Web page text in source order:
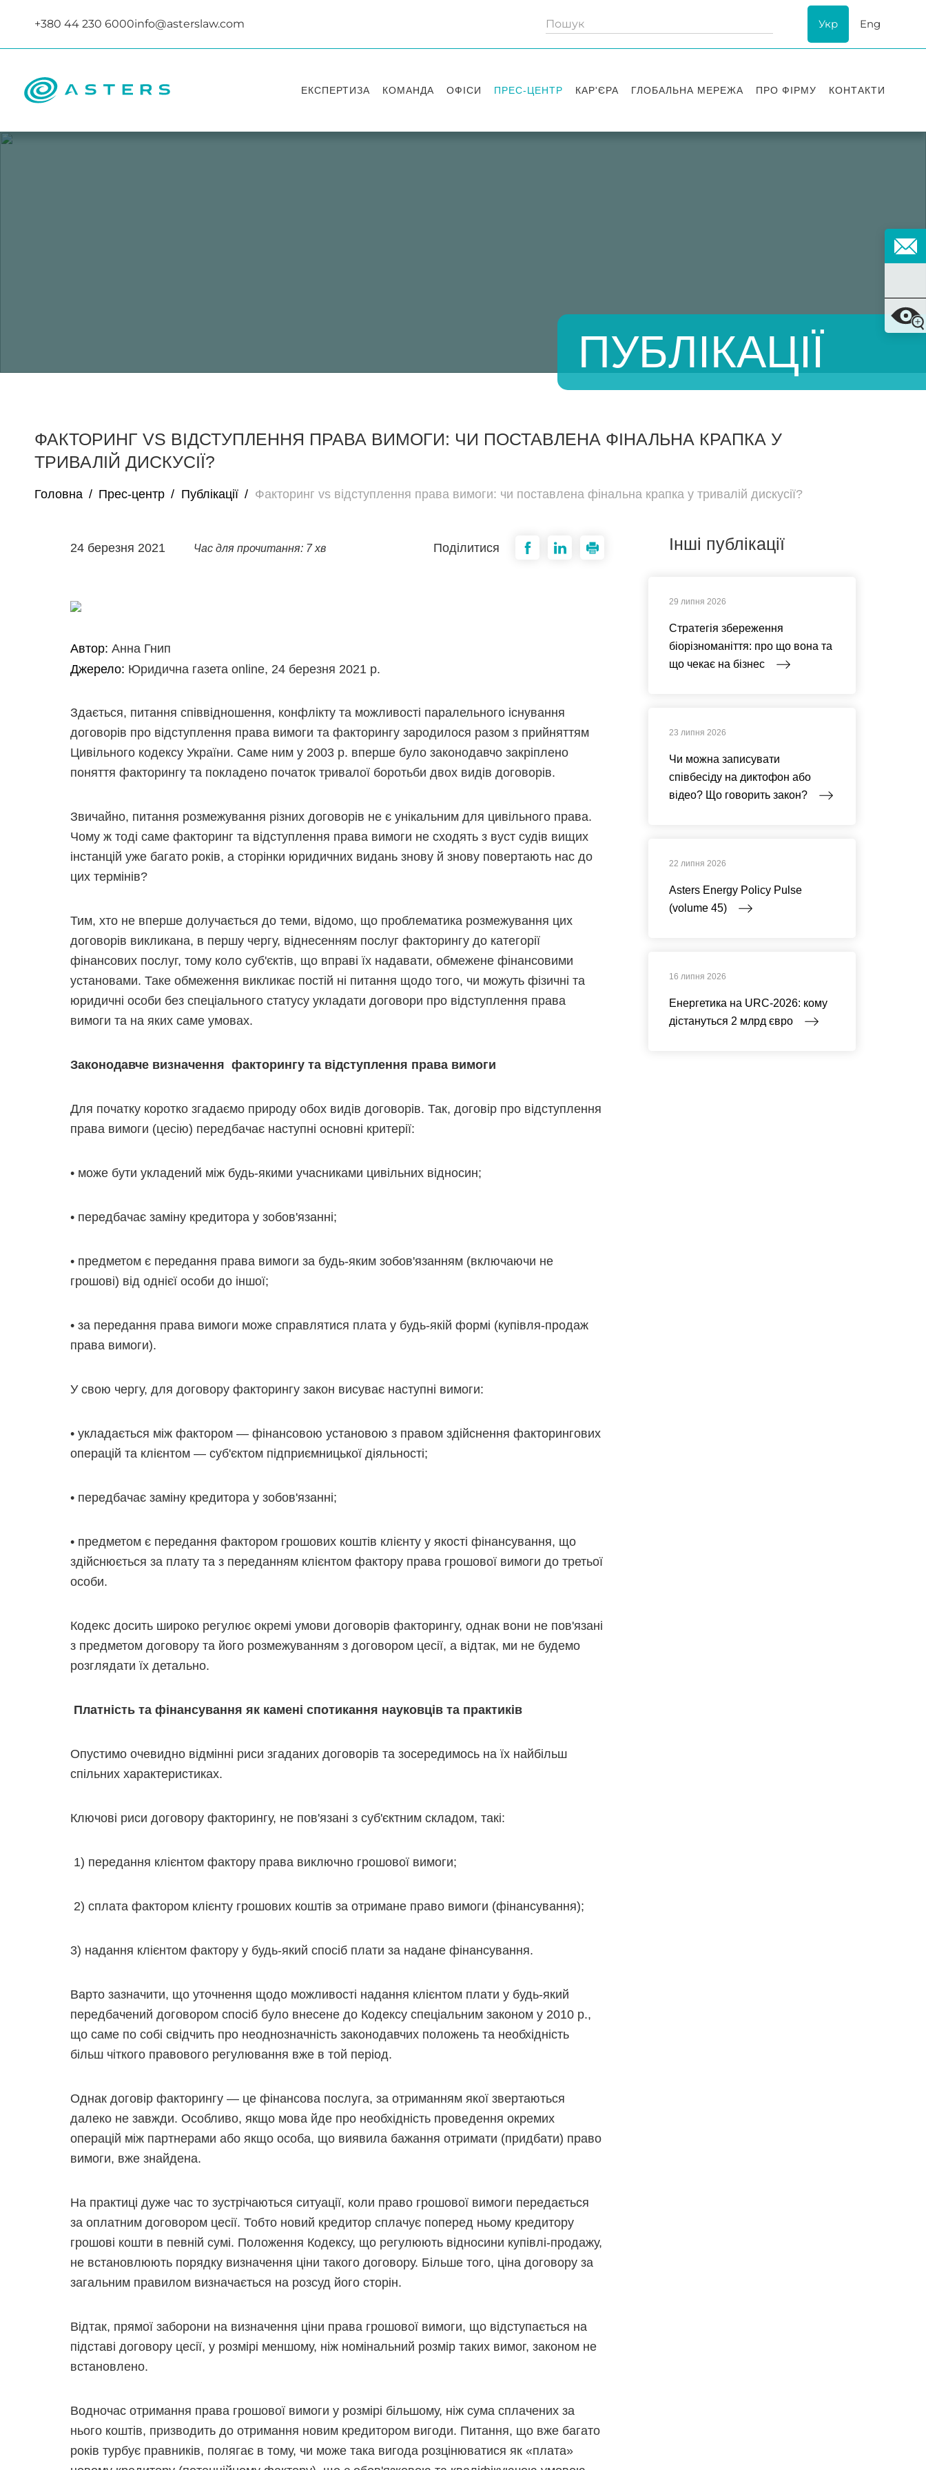
+380 44 230 6000info@asterslaw.com Укр Eng
ЕКСПЕРТИЗА КОМАНДА ОФІСИ ПРЕС-ЦЕНТР КАР'ЄРА ГЛОБАЛЬНА МЕРЕЖА ПРО ФІРМУ КОНТАКТИ
ПУБЛІКАЦІЇ
ФАКТОРИНГ VS ВІДСТУПЛЕННЯ ПРАВА ВИМОГИ: ЧИ ПОСТАВЛЕНА ФІНАЛЬНА КРАПКА У
ТРИВАЛІЙ ДИСКУСІЇ?
Головна / Прес-центр / Публікації / Факторинг vs відступлення права вимоги: чи поставлена фінальна крапка у тривалій дискусії?
24 березня 2021 Час для прочитання: 7 хв Поділитися
Автор: Анна Гнип
Джерело: Юридична газета online, 24 березня 2021 р.
Здається, питання співвідношення, конфлікту та можливості паралельного існування
договорів про відступлення права вимоги та факторингу зародилося разом з прийняттям
Цивільного кодексу України. Саме ним у 2003 р. вперше було законодавчо закріплено
поняття факторингу та покладено початок тривалої боротьби двох видів договорів.
Звичайно, питання розмежування різних договорів не є унікальним для цивільного права.
Чому ж тоді саме факторинг та відступлення права вимоги не сходять з вуст судів вищих
інстанцій уже багато років, а сторінки юридичних видань знову й знову повертають нас до
цих термінів?
Тим, хто не вперше долучається до теми, відомо, що проблематика розмежування цих
договорів викликана, в першу чергу, віднесенням послуг факторингу до категорії
фінансових послуг, тому коло суб'єктів, що вправі їх надавати, обмежене фінансовими
установами. Таке обмеження викликає постій ні питання щодо того, чи можуть фізичні та
юридичні особи без спеціального статусу укладати договори про відступлення права
вимоги та на яких саме умовах.
Законодавче визначення факторингу та відступлення права вимоги
Для початку коротко згадаємо природу обох видів договорів. Так, договір про відступлення
права вимоги (цесію) передбачає наступні основні критерії:
• може бути укладений між будь-якими учасниками цивільних відносин;
• передбачає заміну кредитора у зобов'язанні;
• предметом є передання права вимоги за будь-яким зобов'язанням (включаючи не
грошові) від однієї особи до іншої;
• за передання права вимоги може справлятися плата у будь-якій формі (купівля-продаж
права вимоги).
У свою чергу, для договору факторингу закон висуває наступні вимоги:
• укладається між фактором — фінансовою установою з правом здійснення факторингових
операцій та клієнтом — суб'єктом підприємницької діяльності;
• передбачає заміну кредитора у зобов'язанні;
• предметом є передання фактором грошових коштів клієнту у якості фінансування, що
здійснюється за плату та з переданням клієнтом фактору права грошової вимоги до третьої
особи.
Кодекс досить широко регулює окремі умови договорів факторингу, однак вони не пов'язані
з предметом договору та його розмежуванням з договором цесії, а відтак, ми не будемо
розглядати їх детально.
Платність та фінансування як камені спотикання науковців та практиків
Опустимо очевидно відмінні риси згаданих договорів та зосередимось на їх найбільш
спільних характеристиках.
Ключові риси договору факторингу, не пов'язані з суб'єктним складом, такі:
1) передання клієнтом фактору права виключно грошової вимоги;
2) сплата фактором клієнту грошових коштів за отримане право вимоги (фінансування);
3) надання клієнтом фактору у будь-який спосіб плати за надане фінансування.
Варто зазначити, що уточнення щодо можливості надання клієнтом плати у будь-який
передбачений договором спосіб було внесене до Кодексу спеціальним законом у 2010 р.,
що саме по собі свідчить про неоднозначність законодавчих положень та необхідність
більш чіткого правового регулювання вже в той період.
Однак договір факторингу — це фінансова послуга, за отриманням якої звертаються
далеко не завжди. Особливо, якщо мова йде про необхідність проведення окремих
операцій між партнерами або якщо особа, що виявила бажання отримати (придбати) право
вимоги, вже знайдена.
На практиці дуже час то зустрічаються ситуації, коли право грошової вимоги передається
за оплатним договором цесії. Тобто новий кредитор сплачує поперед ньому кредитору
грошові кошти в певній сумі. Положення Кодексу, що регулюють відносини купівлі-продажу,
не встановлюють порядку визначення ціни такого договору. Більше того, ціна договору за
загальним правилом визначається на розсуд його сторін.
Відтак, прямої заборони на визначення ціни права грошової вимоги, що відступається на
підставі договору цесії, у розмірі меншому, ніж номінальний розмір таких вимог, законом не
встановлено.
Водночас отримання права грошової вимоги у розмірі більшому, ніж сума сплачених за
нього коштів, призводить до отримання новим кредитором вигоди. Питання, що вже багато
років турбує правників, полягає в тому, чи може така вигода розцінюватися як «плата»
Інші публікації
29 липня 2026
Стратегія збереження
біорізноманіття: про що вона та
що чекає на бізнес
23 липня 2026
Чи можна записувати
співбесіду на диктофон або
відео? Що говорить закон?
22 липня 2026
Asters Energy Policy Pulse
(volume 45)
16 липня 2026
Енергетика на URC-2026: кому
дістануться 2 млрд євро